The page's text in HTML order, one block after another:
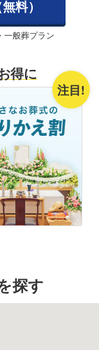
料）
一般葬プラン
得に
注目!
探す